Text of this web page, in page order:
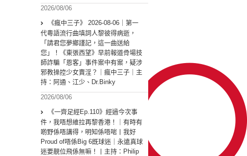
2026/08/06
《瘋中三子》 2026-08-06｜第一
代粵語流行曲填詞人黎彼得病逝，
「請君您夢鄉謹記，這一曲送給
您」！《東張西望》早前報道骨場技
師詐騙「恩客」事件案中有案，疑涉
邪教操控少女賣淫？｜瘋中三子｜主
持：阿通、江少、Dr.Binky
2026/08/06
《一齊足經Ep.110》經過今次事
件，我唔想維拉再黎香港！｜有時有
啲野係唔講得，明知係唔啱丨我好
Proud of唔係Big 6既球迷｜永遠真球
迷要靚位飛係無嘛！丨主持：Philip